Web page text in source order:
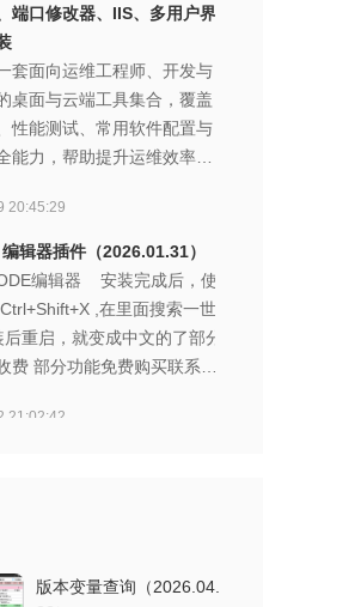
端口修改器、IIS、多用户界
套面向运维工程师、开发与
桌面与云端工具集合，覆盖
性能测试、常用软件配置与
能力，帮助提升运维效率、
优化、.NET3.5/4.x 安
步、IIS 快装/完整安装、分区
机检测、电源选项、重启资
重启粘贴板、重启计算机、
程序和功能入口等功能组
多界面安装/配置/卸载、远程
多种基准测试（Prime95、鲁
20:45:29
辑器插件（2026.01.31）
编辑器 安装完成后，使
,在里面搜索一世
重启，就变成中文的了部分
费 部分功能免费购买联系QQ
助说明：部分功能说明增加
加远程加载引擎菜单功能
全 支
21:02:42
数据复制进去，编码格式需要
缩包里面的带的HTML请使用
版本变量查询（2026.04.